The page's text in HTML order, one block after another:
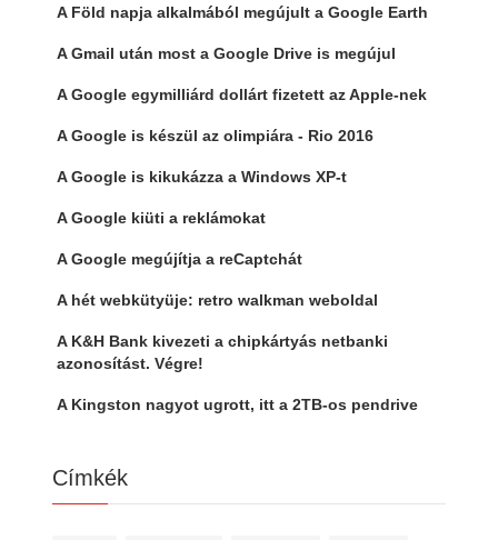
A Föld napja alkalmából megújult a Google Earth
A Gmail után most a Google Drive is megújul
A Google egymilliárd dollárt fizetett az Apple-nek
A Google is készül az olimpiára - Rio 2016
A Google is kikukázza a Windows XP-t
A Google kiüti a reklámokat
A Google megújítja a reCaptchát
A hét webkütyüje: retro walkman weboldal
A K&H Bank kivezeti a chipkártyás netbanki
azonosítást. Végre!
A Kingston nagyot ugrott, itt a 2TB-os pendrive
Címkék